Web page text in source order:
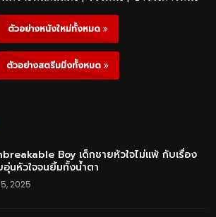
ตัวอย่างหนังใหม่ทั้งหมด
ตัวอย่างสตรีมมิ่งทั้งหมด
Boy เด็กชายหัวใจไม่แพ้ กับเรื่อง
นหัวใจจนยิ้มทั้งน้ำตา
5, 2025